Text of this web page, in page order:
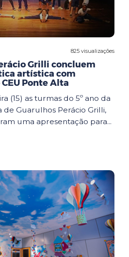
825 visualizações
Grilli concluem
artística com
Ponte Alta
(15) as turmas do 5º ano da
de Guarulhos Perácio Grilli,
uma apresentação para...